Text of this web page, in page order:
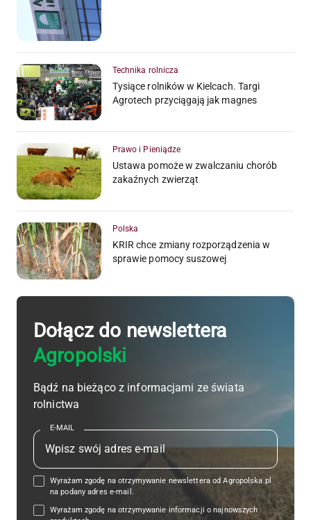
Technika rolnicza
Tysiące rolników w Kielcach. Targi
Agrotech przyciągają jak magnes
Prawo i Pieniądze
Ustawa pomoże w zwalczaniu chorób
zakaźnych zwierząt
Polska
KRIR chce zmiany rozporządzenia w
sprawie pomocy suszowej
Dołącz do newslettera
Agropolski
Bądź na bieżąco z informacjami ze świata
rolnictwa
E-MAIL
Wyrażam zgodę na otrzymywanie newslettera od Agropolska.pl
na podany adres e-mail.
Wyrażam zgodę na otrzymywanie informacji o najnowszych